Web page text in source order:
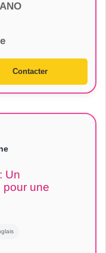
Contacter
Un
pour une